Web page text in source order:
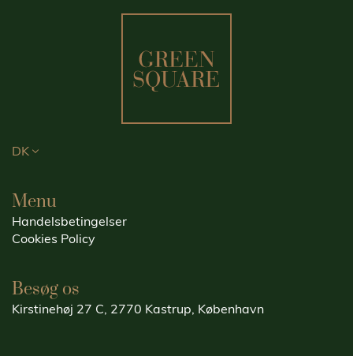
DK
Menu
Handelsbetingelser
Cookies Policy
Besøg os
Kirstinehøj 27 C, 2770 Kastrup, København